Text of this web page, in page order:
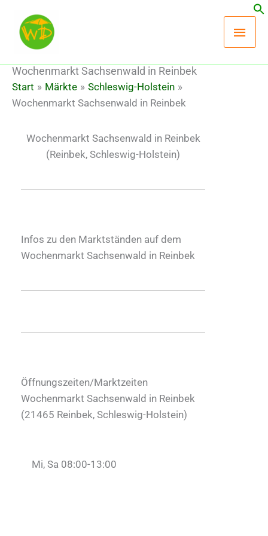
Inhalt
springen
Wochenmarkt Sachsenwald in Reinbek
Start Märkte
Schleswig-Holstein
Wochenmarkt Sachsenwald in Reinbek
Wochenmarkt Sachsenwald in Reinbek
(Reinbek, Schleswig-Holstein)
Infos zu den Marktständen auf dem
Wochenmarkt Sachsenwald in Reinbek
Öffnungszeiten/Marktzeiten
Wochenmarkt Sachsenwald in Reinbek
(21465 Reinbek, Schleswig-Holstein)
Mi, Sa 08:00-13:00